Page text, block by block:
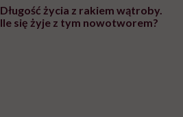
Długość życia z rakiem wątroby.
Ile się żyje z tym nowotworem?